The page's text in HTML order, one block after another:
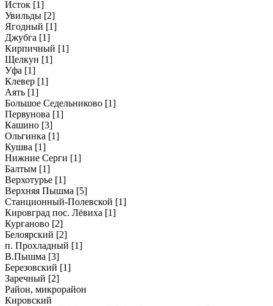
Исток [1]
Увильды [2]
Ягодный [1]
Джубга [1]
Кирпичный [1]
Щелкун [1]
Уфа [1]
Клевер [1]
Аять [1]
Большое Седельниково [1]
Первунова [1]
Кашино [3]
Ольгинка [1]
Кушва [1]
Нижние Серги [1]
Балтым [1]
Верхотурье [1]
Верхняя Пышма [5]
Станционный-Полевской [1]
Кировград пос. Лёвиха [1]
Курганово [2]
Белоярский [2]
п. Прохладный [1]
В.Пышма [3]
Березовский [1]
Заречный [2]
Район, микрорайон
Кировский